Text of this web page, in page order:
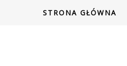
STRONA GŁÓWNA